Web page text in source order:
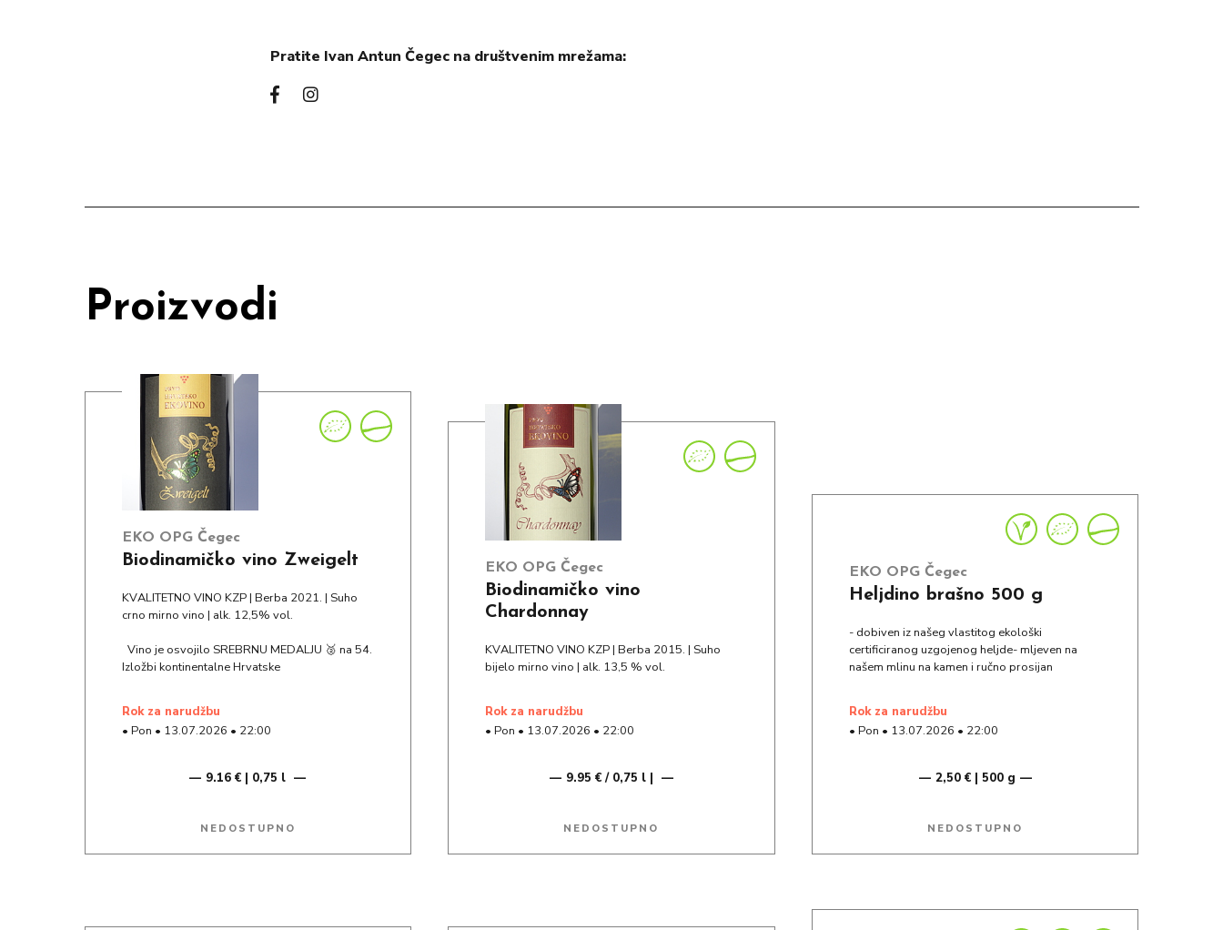
Pratite Ivan Antun Čegec na društvenim mrežama:
Proizvodi
EKO OPG Čegec
Biodinamičko vino Zweigelt
KVALITETNO VINO KZP | Berba 2021. | Suho
crno mirno vino | alk. 12,5% vol.
Vino je osvojilo SREBRNU MEDALJU 🥈 na 54.
Izložbi kontinentalne Hrvatske
rok za narudžbu
• Pon • 13.07.2026 • 22:00
9.16 € | 0,75 l
NEDOSTUPNO
EKO OPG Čegec
Biodinamičko vino
Chardonnay
KVALITETNO VINO KZP | Berba 2015. | Suho
bijelo mirno vino | alk. 13,5 % vol.
rok za narudžbu
•Pon • 13.07.2026 • 22:00
9.95 € / 0,75 l |
NEDOSTUPNO
EKO OPG Čegec
Heljdino brašno 500 g
- dobiven iz našeg vlastitog ekološki
certificiranog uzgojenog heljde- mljeven na
našem mlinu na kamen i ručno prosijan
rok za narudžbu
• Pon • 13.07.2026 • 22:00
2,50 € | 500 g
NEDOSTUPNO